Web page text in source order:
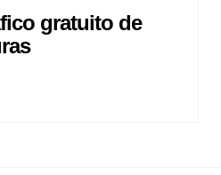
gratuito de